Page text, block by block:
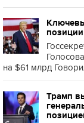
на $61 млрд
Трамп